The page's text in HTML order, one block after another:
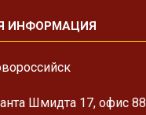
ИНФОРМАЦИЯ
Шмидта 17, офис 88